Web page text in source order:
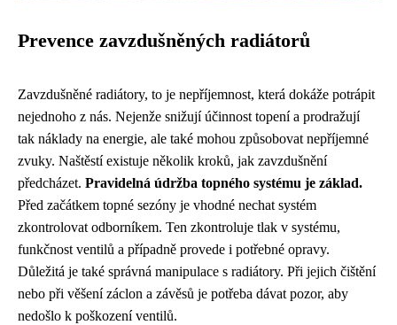
Prevence zavzdušněných radiátorů
Zavzdušněné radiátory, to je nepříjemnost, která dokáže potrápit
nejednoho z nás. Nejenže snižují účinnost topení a prodražují
tak náklady na energie, ale také mohou způsobovat nepříjemné
zvuky. Naštěstí existuje několik kroků, jak zavzdušnění
předcházet. Pravidelná údržba topného systému je základ.
Před začátkem topné sezóny je vhodné nechat systém
zkontrolovat odborníkem. Ten zkontroluje tlak v systému,
funkčnost ventilů a případně provede i potřebné opravy.
Důležitá je také správná manipulace s radiátory. Při jejich čištění
nebo při věšení záclon a závěsů je potřeba dávat pozor, aby
nedošlo k poškození ventilů.